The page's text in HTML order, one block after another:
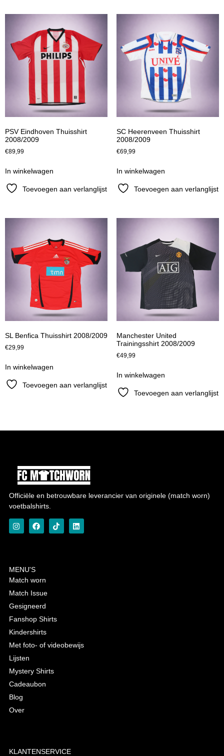
PSV Eindhoven Thuisshirt
2008/2009
€89,99
In winkelwagen
Toevoegen aan verlanglijst
SC Heerenveen Thuisshirt
2008/2009
€69,99
In winkelwagen
Toevoegen aan verlanglijst
SL Benfica Thuisshirt 2008/2009
€29,99
In winkelwagen
Toevoegen aan verlanglijst
Manchester United
Trainingsshirt 2008/2009
€49,99
In winkelwagen
Toevoegen aan verlanglijst
Officiële en betrouwbare leverancier van originele (match worn)
voetbalshirts.
MENU'S
Match worn
Match Issue
Gesigneerd
Fanshop Shirts
Kindershirts
Met foto- of videobewijs
Lijsten
Mystery Shirts
Cadeaubon
Blog
Over
KLANTENSERVICE